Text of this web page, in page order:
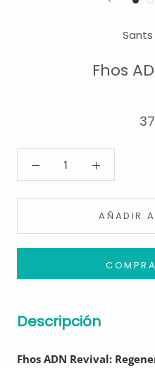
Fhos
AÑADIR
Descripción
Fhos ADN Revival: